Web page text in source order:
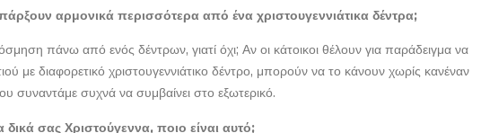
αρμονικά περισσότερα από ένα χριστουγεννιάτικα δέντρα;
πάνω από ενός δέντρων, γιατί όχι; Αν οι κάτοικοι θέλουν για παράδειγμα να
με διαφορετικό χριστουγεννιάτικο δέντρο, μπορούν να το κάνουν χωρίς κανέναν
συναντάμε συχνά να συμβαίνει στο εξωτερικό.
σας Χριστούγεννα, ποιο είναι αυτό;